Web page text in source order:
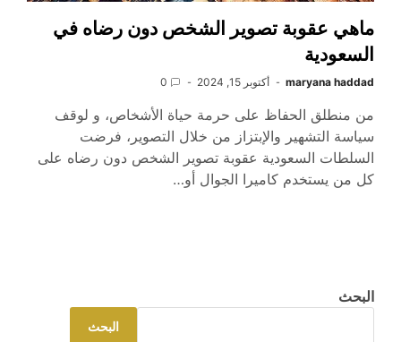
ماهي عقوبة تصوير الشخص دون رضاه في
السعودية
maryana haddad أكتوبر 15, 2024 0
من منطلق الحفاظ على حرمة حياة الأشخاص، و لوقف
سياسة التشهير والإبتزاز من خلال التصوير، فرضت
السلطات السعودية عقوبة تصوير الشخص دون رضاه على
كل من يستخدم كاميرا الجوال أو…
البحث
البحث